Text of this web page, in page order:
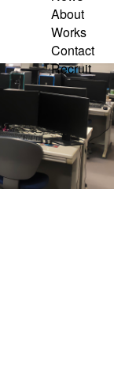
About
Works
Contact
Recruit